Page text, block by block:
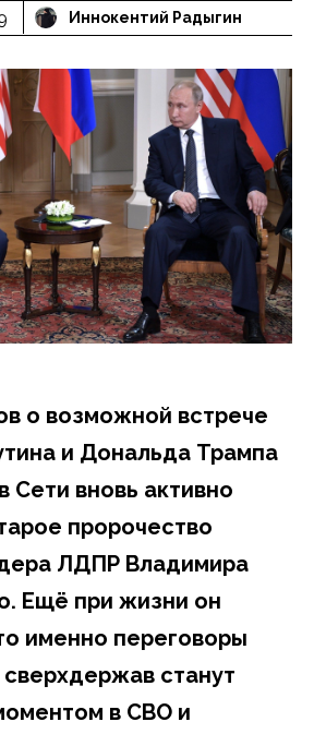
Иннокентий Радыгин
о возможной встрече
и Дональда Трампа
Сети вновь активно
пророчество
ЛДПР Владимира
Ещё при жизни он
именно переговоры
станут
в СВО и